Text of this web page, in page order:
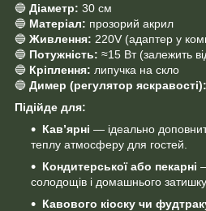
🔵 Діаметр: 30 см
🔵 Матеріал: прозорий акрил
🔵 Живлення: 220V (адаптер у
🔵 Потужність: ≈15 Вт (залежить
🔵 Кріплення: липучка на скло
🔵 Димер (регулятор яскравості):
Підійде для:
Кав’ярні — ідеально
теплу атмосферу для гостей.
Кондитерської або пекарні
солодощів і домашнього затишку.
Кавового кіоску чи